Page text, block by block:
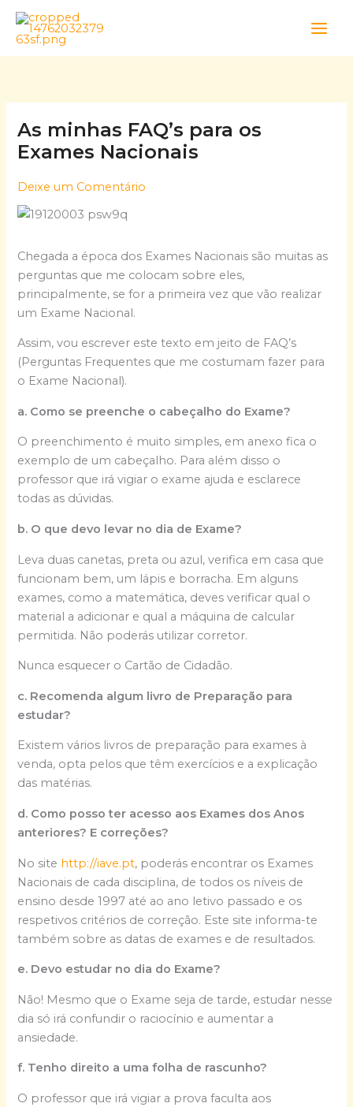
Skip
content
As minhas FAQ’s para os
Exames Nacionais
Deixe um Comentário
Chegada a época dos Exames Nacionais são muitas as
perguntas que me colocam sobre eles,
principalmente, se for a primeira vez que vão realizar
um Exame Nacional.
Assim, vou escrever este texto em jeito de FAQ’s
(Perguntas Frequentes que me costumam fazer para
o Exame Nacional).
a. Como se preenche o cabeçalho do Exame?
O preenchimento é muito simples, em anexo fica o
exemplo de um cabeçalho. Para além disso o
professor que irá vigiar o exame ajuda e esclarece
todas as dúvidas.
b. O que devo levar no dia de Exame?
Leva duas canetas, preta ou azul, verifica em casa que
funcionam bem, um lápis e borracha. Em alguns
exames, como a matemática, deves verificar qual o
material a adicionar e qual a máquina de calcular
permitida. Não poderás utilizar corretor.
Nunca esquecer o Cartão de Cidadão.
c. Recomenda algum livro de Preparação para
estudar?
Existem vários livros de preparação para exames à
venda, opta pelos que têm exercícios e a explicação
das matérias.
d. Como posso ter acesso aos Exames dos Anos
anteriores? E correções?
No site http://iave.pt, poderás encontrar os Exames
Nacionais de cada disciplina, de todos os níveis de
ensino desde 1997 até ao ano letivo passado e os
respetivos critérios de correção. Este site informa-te
também sobre as datas de exames e de resultados.
e. Devo estudar no dia do Exame?
Não! Mesmo que o Exame seja de tarde, estudar nesse
dia só irá confundir o raciocínio e aumentar a
ansiedade.
f. Tenho direito a uma folha de rascunho?
O professor que irá vigiar a prova faculta aos